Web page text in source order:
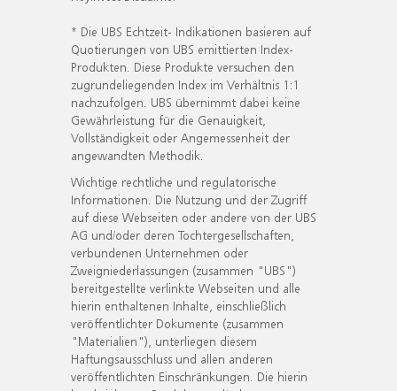
* Die UBS Echtzeit- Indikationen basieren auf
Quotierungen von UBS emittierten Index-
Produkten. Diese Produkte versuchen den
zugrundeliegenden Index im Verhältnis 1:1
nachzufolgen. UBS übernimmt dabei keine
Gewährleistung für die Genauigkeit,
Vollständigkeit oder Angemessenheit der
angewandten Methodik.
Wichtige rechtliche und regulatorische
Informationen. Die Nutzung und der Zugriff
auf diese Webseiten oder andere von der UBS
AG und/oder deren Tochtergesellschaften,
verbundenen Unternehmen oder
Zweigniederlassungen (zusammen "UBS")
bereitgestellte verlinkte Webseiten und alle
hierin enthaltenen Inhalte, einschließlich
veröffentlichter Dokumente (zusammen
"Materialien"), unterliegen diesem
Haftungsausschluss und allen anderen
veröffentlichten Einschränkungen. Die hierin